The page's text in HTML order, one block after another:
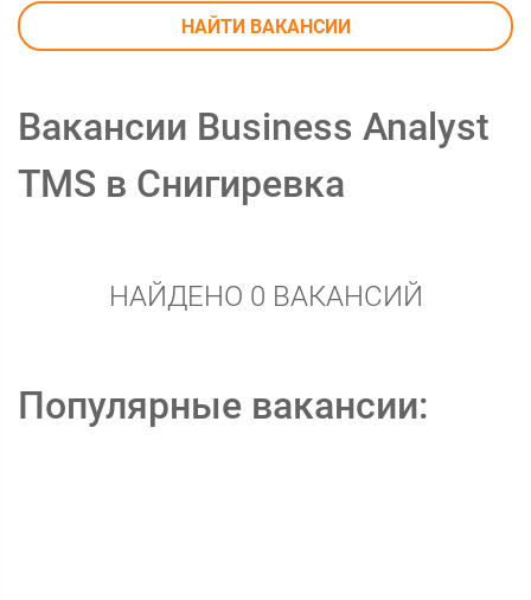
НАЙТИ ВАКАНСИИ
Вакансии Business Analyst
TMS в Снигиревка
НАЙДЕНО 0 ВАКАНСИЙ
Популярные вакансии: